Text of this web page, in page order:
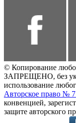
© Копирование
ЗАПРЕЩЕНО, без
использование
Авторское право №
конвенцией,
защите авторского